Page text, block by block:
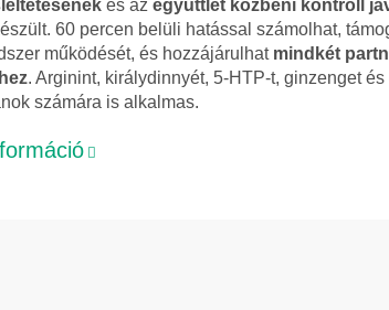
és az együttlét közbeni kontroll
60 percen belüli hatással számolhat,
működését, és hozzájárulhat mindkét
. Arginint, királydinnyét, 5-HTP-t, ginzenget és
számára is alkalmas.